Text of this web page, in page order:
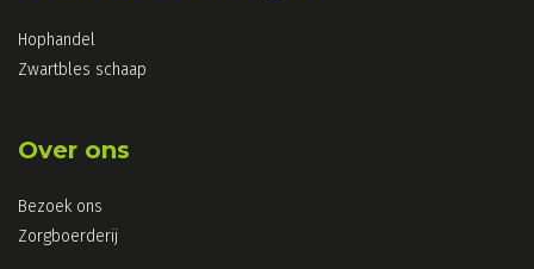
Hophandel
Zwartbles schaap
Over ons
Bezoek ons
Zorgboerderij